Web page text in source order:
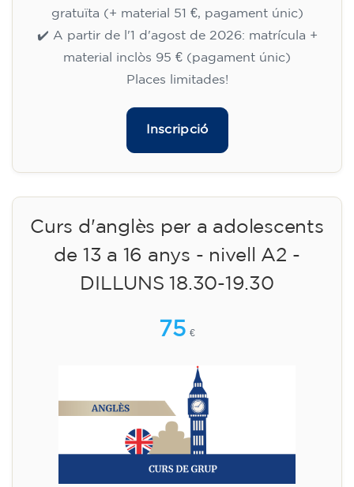
gratuïta (+ material 51 €, pagament únic)
✔️ A partir de l'1 d'agost de 2026: matrícula +
material inclòs 95 € (pagament únic)
Places limitades!
Inscripció
Curs d'anglès per a adolescents
de 13 a 16 anys - nivell A2 -
DILLUNS 18.30-19.30
75 €